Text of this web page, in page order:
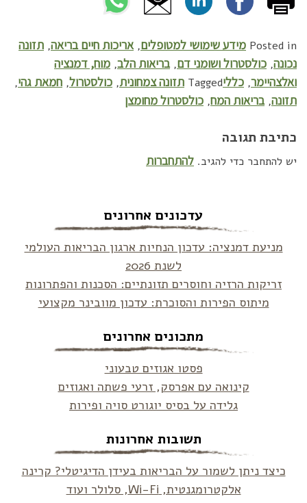
Posted in מידע שימושי למטופלים,אריכות חיים בריאה, תזונה
נכונה, כולסטרול ושומני דם,בריאות הלב, מוח, דמנציה
ואלצהיימר, כלליTagged תזונה צמחונית, כולסטרול, חמאת גהי,
תזונה,בריאות המח, כולסטרול מחומצן
כתיבת תגובה
יש להתחבר כדי להגיב. להתחברות
עדכונים אחרונים
מניעת דמנציה: עדכון הנחיות ארגון הבריאות העולמי
לשנת 2026
זריקות הרזיה וחוסרים תזונתיים: הסכנות והפתרונות
מיתוס הפירות והסוכרת: עדכון מוובינר מקצועי
מתכונים אחרונים
פסטו אגוזים טבעוני
קינואה עם אפרסק, זרעי פשתה ואגוזים
גלידה על בסיס יוגורט סויה ופירות
תשובות אחרונות
כיצד ניתן לשמור על הבריאות בעידן הדיגיטלי? קרינה
אלקטרומגנטית, Wi-Fi, סלולר ועוד